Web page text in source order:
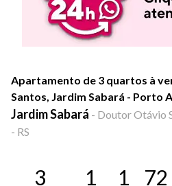
Apartamento de 3 quartos à
Santos, Jardim Sabará - Porto
Jardim Sabará - Doutor Otávio
- RS
3 1 1 72